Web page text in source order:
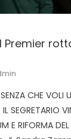
Premier
CHE VOLI
SEGRETARIO
E RIFORMA